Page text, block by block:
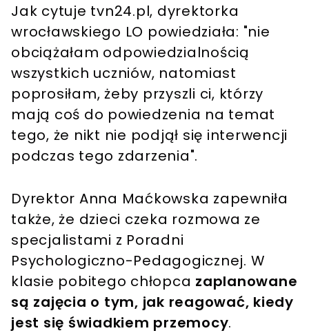
Jak cytuje tvn24.pl, dyrektorka
wrocławskiego LO powiedziała: "nie
obciążałam odpowiedzialnością
wszystkich uczniów, natomiast
poprosiłam, żeby przyszli ci, którzy
mają coś do powiedzenia na temat
tego, że nikt nie podjął się interwencji
podczas tego zdarzenia".
Dyrektor Anna Maćkowska zapewniła
także, że dzieci czeka rozmowa ze
specjalistami z Poradni
Psychologiczno-Pedagogicznej. W
klasie pobitego chłopca zaplanowane
są zajęcia o tym, jak reagować, kiedy
jest się świadkiem przemocy.